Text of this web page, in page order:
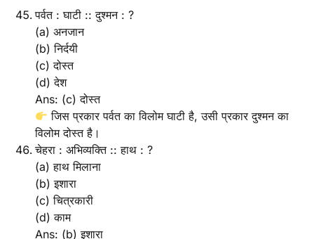
पर्वत : घाटी :: दुश्मन : ?
(a) अनजान
(b) निर्दयी
(c) दोस्त
(d) देश
Ans: (c) दोस्त
जिस प्रकार पर्वत का विलोम घाटी है, उसी प्रकार दुश्मन का
विलोम दोस्त है।
चेहरा : अभिव्यक्ति :: हाथ : ?
(a) हाथ मिलाना
(b) इशारा
(c) चित्रकारी
(d) काम
Ans: (b) इशारा